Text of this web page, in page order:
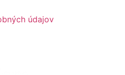
údajov